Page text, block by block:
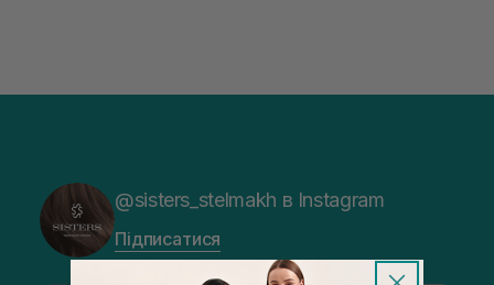
@sisters_stelmakh в Instagram
Підписатися